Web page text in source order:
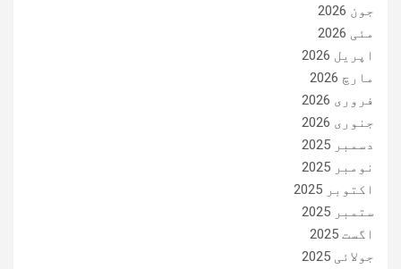
جون 2026
مئی 2026
اپریل 2026
مارچ 2026
فروری 2026
جنوری 2026
دسمبر 2025
نومبر 2025
اکتوبر 2025
ستمبر 2025
اگست 2025
جولائی 2025